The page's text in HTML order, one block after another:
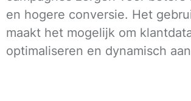
en hogere conversie. Het
maakt het mogelijk om
optimaliseren en dynamisch